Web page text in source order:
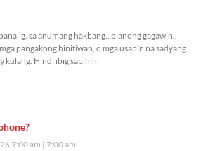
sa anumang hakbang., planong gagawin.,
pangakong binitiwan, o mga usapin na sadyang
kulang. Hindi ibig sabihin,
7:00 am 7:00 am